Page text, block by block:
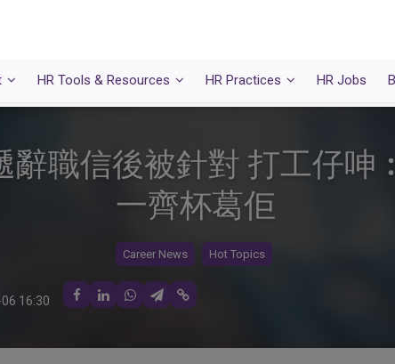
HR Tools & Resources HR Practices HR Jobs
辭職信後被針對 打工仔呻
一齊杯葛佢
Career News Hot Topics
16:30